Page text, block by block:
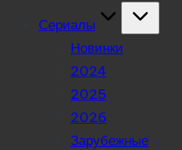
Сериалы
Новинки
2024
2025
2026
Зарубежные